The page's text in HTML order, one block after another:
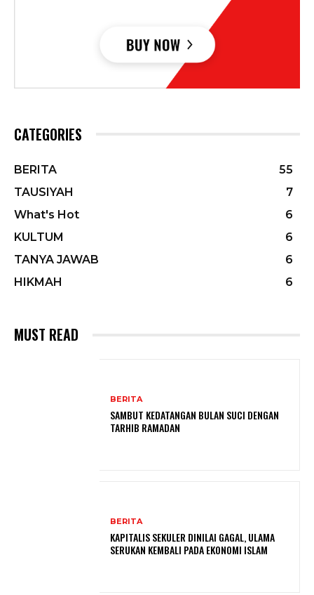
CATEGORIES
BERITA
55
TAUSIYAH
7
What's Hot
6
KULTUM
6
TANYA JAWAB
6
HIKMAH
6
MUST READ
BERITA
SAMBUT KEDATANGAN BULAN SUCI DENGAN
TARHIB RAMADAN
BERITA
KAPITALIS SEKULER DINILAI GAGAL, ULAMA
SERUKAN KEMBALI PADA EKONOMI ISLAM